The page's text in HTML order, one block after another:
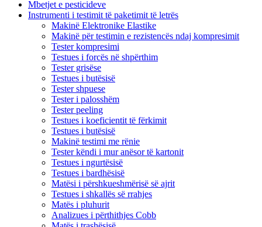
Mbetjet e pesticideve
Instrumenti i testimit të paketimit të letrës
Makinë Elektronike Elastike
Makinë për testimin e rezistencës ndaj kompresimit
Tester kompresimi
Testues i forcës në shpërthim
Tester grisëse
Testues i butësisë
Tester shpuese
Tester i palosshëm
Tester peeling
Testues i koeficientit të fërkimit
Testues i butësisë
Makinë testimi me rënie
Tester këndi i mur anësor të kartonit
Testues i ngurtësisë
Testues i bardhësisë
Matësi i përshkueshmërisë së ajrit
Testues i shkallës së rrahjes
Matës i pluhurit
Analizues i përthithjes Cobb